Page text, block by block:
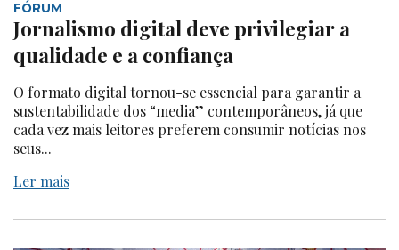
FÓRUM
Jornalismo digital deve privilegiar a
qualidade e a confiança
O formato digital tornou-se essencial para garantir a
sustentabilidade dos “media” contemporâneos, já que
cada vez mais leitores preferem consumir notícias nos
seus...
Ler mais